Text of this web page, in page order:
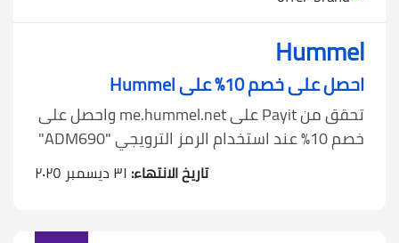
Hummel
احصل على خصم 10٪ على Hummel
تحقق من Payit على me.hummel.net واحصل على
خصم 10٪ عند استخدام الرمز الترويجي "ADM690"
تاريخ الانتهاء: ٣١ ديسمبر ٢٠٢٥